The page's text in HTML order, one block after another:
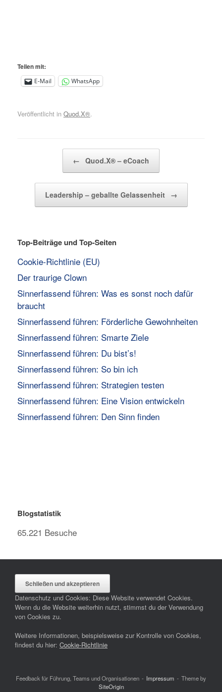
Teilen mit:
E-Mail WhatsApp
Veröffentlicht in Quod.X®.
← Quod.X® – eCoach
Leadership – geballte Gelassenheit →
Top-Beiträge und Top-Seiten
Cookie-Richtlinie (EU)
Der traurige Clown
Sinnerfassend führen: Was es sonst noch dafür
braucht
Sinnerfassend führen: Förderliche Gewohnheiten
Sinnerfassend führen: Smarte Ziele
Sinnerfassend führen: Du bist’s!
Sinnerfassend führen: So bin ich
Sinnerfassend führen: Strategien testen
Sinnerfassend führen: Eine Vision entwickeln
Sinnerfassend führen: Den Sinn finden
Blogstatistik
65.221 Besuche
Datenschutz und Cookies: Diese Website verwendet Cookies.
Wenn du die Website weiterhin nutzt, stimmst du der Verwendung
von Cookies zu.
Weitere Informationen, beispielsweise zur Kontrolle von Cookies,
findest du hier: Cookie-Richtlinie
Feedback für Führung, Teams und Organisationen Impressum
Theme by
SiteOrigin